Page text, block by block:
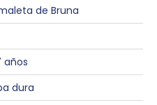
de Bruna
años
dura